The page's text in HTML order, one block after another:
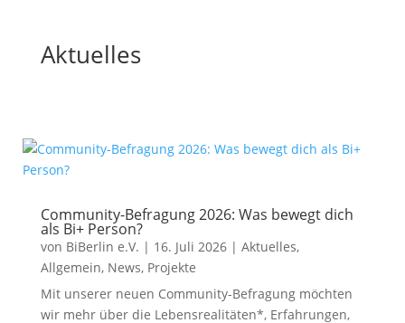
Aktuelles
Community-Befragung 2026: Was bewegt dich
als Bi+ Person?
von BiBerlin e.V. | 16. Juli 2026| Aktuelles,
Allgemein, News, Projekte
Mit unserer neuen Community-Befragung möchten
wir mehr über die Lebensrealitäten*, Erfahrungen,